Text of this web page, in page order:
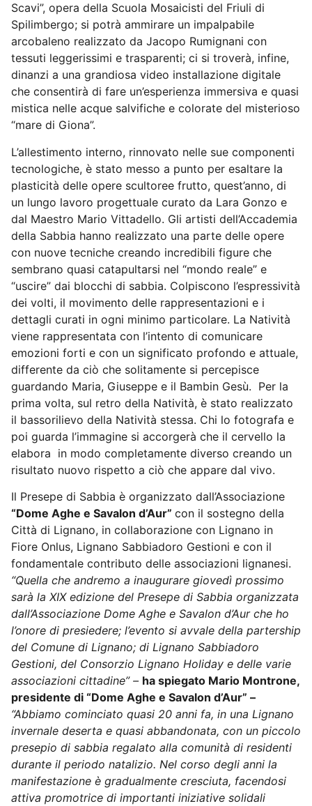
Scavi”, opera della Scuola Mosaicisti del Friuli di
Spilimbergo; si potrà ammirare un impalpabile
arcobaleno realizzato da Jacopo Rumignani con
tessuti leggerissimi e trasparenti; ci si troverà, infine,
dinanzi a una grandiosa video installazione digitale
che consentirà di fare un’esperienza immersiva e quasi
mistica nelle acque salvifiche e colorate del misterioso
“mare di Giona”.
L’allestimento interno, rinnovato nelle sue componenti
tecnologiche, è stato messo a punto per esaltare la
plasticità delle opere scultoree frutto, quest’anno, di
un lungo lavoro progettuale curato da Lara Gonzo e
dal Maestro Mario Vittadello. Gli artisti dell’Accademia
della Sabbia hanno realizzato una parte delle opere
con nuove tecniche creando incredibili figure che
sembrano quasi catapultarsi nel “mondo reale” e
“uscire” dai blocchi di sabbia. Colpiscono l’espressività
dei volti, il movimento delle rappresentazioni e i
dettagli curati in ogni minimo particolare. La Natività
viene rappresentata con l’intento di comunicare
emozioni forti e con un significato profondo e attuale,
differente da ciò che solitamente si percepisce
guardando Maria, Giuseppe e il Bambin Gesù. Per la
prima volta, sul retro della Natività, è stato realizzato
il bassorilievo della Natività stessa. Chi lo fotografa e
poi guarda l’immagine si accorgerà che il cervello la
elabora in modo completamente diverso creando un
risultato nuovo rispetto a ciò che appare dal vivo.
Il Presepe di Sabbia è organizzato dall’Associazione
“Dome Aghe e Savalon d’Aur” con il sostegno della
Città di Lignano, in collaborazione con Lignano in
Fiore Onlus, Lignano Sabbiadoro Gestioni e con il
fondamentale contributo delle associazioni lignanesi.
“Quella che andremo a inaugurare giovedì prossimo
sarà la XIX edizione del Presepe di Sabbia organizzata
dall’Associazione Dome Aghe e Savalon d’Aur che ho
l’onore di presiedere; l’evento si avvale della partership
del Comune di Lignano; di Lignano Sabbiadoro
Gestioni, del Consorzio Lignano Holiday e delle varie
associazioni cittadine” – ha spiegato Mario Montrone,
presidente di “Dome Aghe e Savalon d’Aur” –
“Abbiamo cominciato quasi 20 anni fa, in una Lignano
invernale deserta e quasi abbandonata, con un piccolo
presepio di sabbia regalato alla comunità di residenti
durante il periodo natalizio. Nel corso degli anni la
manifestazione è gradualmente cresciuta, facendosi
attiva promotrice di importanti iniziative solidali